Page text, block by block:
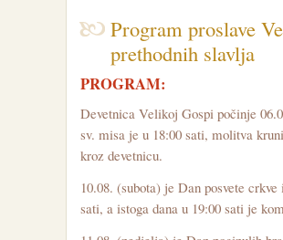
Program proslave
prethodnih slavlja
PROGRAM:
Devetnica Velikoj Gospi počinje
sv. misa je u 18:00 sati, molitva
kroz devetnicu.
10.08. (subota) je Dan posvete
sati, a istoga dana u 19:00 sati je